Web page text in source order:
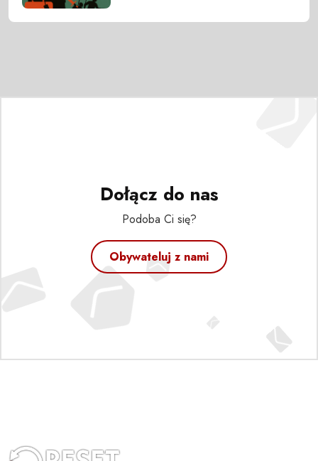
Dołącz do nas
Podoba Ci się?
Obywateluj z nami